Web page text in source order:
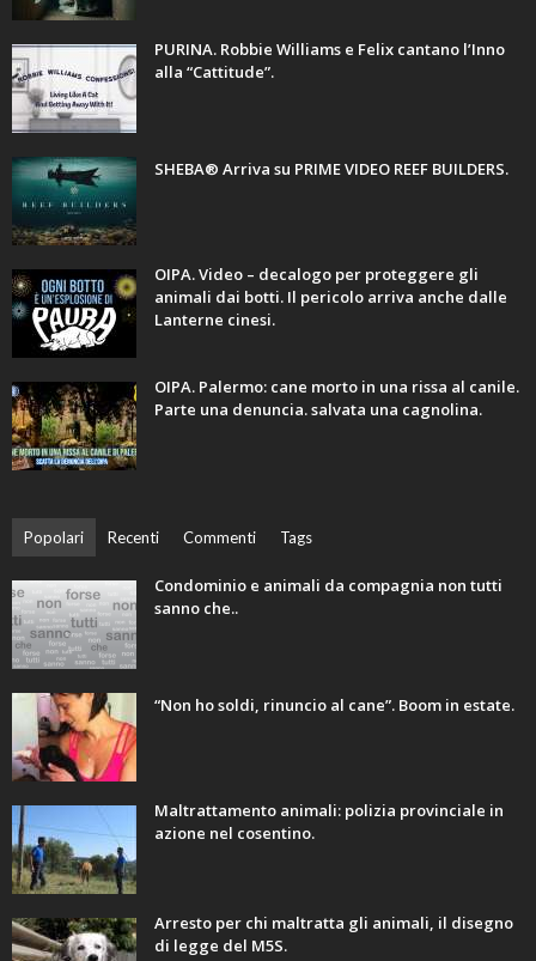
PURINA. Robbie Williams e Felix cantano l’Inno
alla “Cattitude”.
SHEBA® Arriva su PRIME VIDEO REEF BUILDERS.
OIPA. Video – decalogo per proteggere gli
animali dai botti. Il pericolo arriva anche dalle
Lanterne cinesi.
OIPA. Palermo: cane morto in una rissa al canile.
Parte una denuncia. salvata una cagnolina.
Popolari Recenti Commenti Tags
Condominio e animali da compagnia non tutti
sanno che..
“Non ho soldi, rinuncio al cane”. Boom in estate.
Maltrattamento animali: polizia provinciale in
azione nel cosentino.
Arresto per chi maltratta gli animali, il disegno
di legge del M5S.